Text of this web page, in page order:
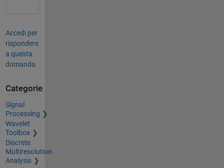
Accedi per
rispondere
a questa
domanda.
Categorie
Signal
Processing
Wavelet
Toolbox
Discrete
Multiresolution
Analysis